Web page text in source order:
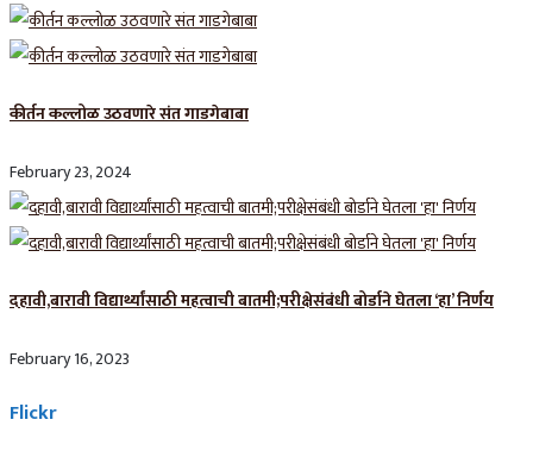
कीर्तन कल्लोळ उठवणारे संत गाडगेबाबा
February 23, 2024
दहावी,बारावी विद्यार्थ्यांसाठी महत्वाची बातमी;परीक्षेसंबंधी बोर्डाने घेतला ‘हा’ निर्णय
February 16, 2023
Flickr